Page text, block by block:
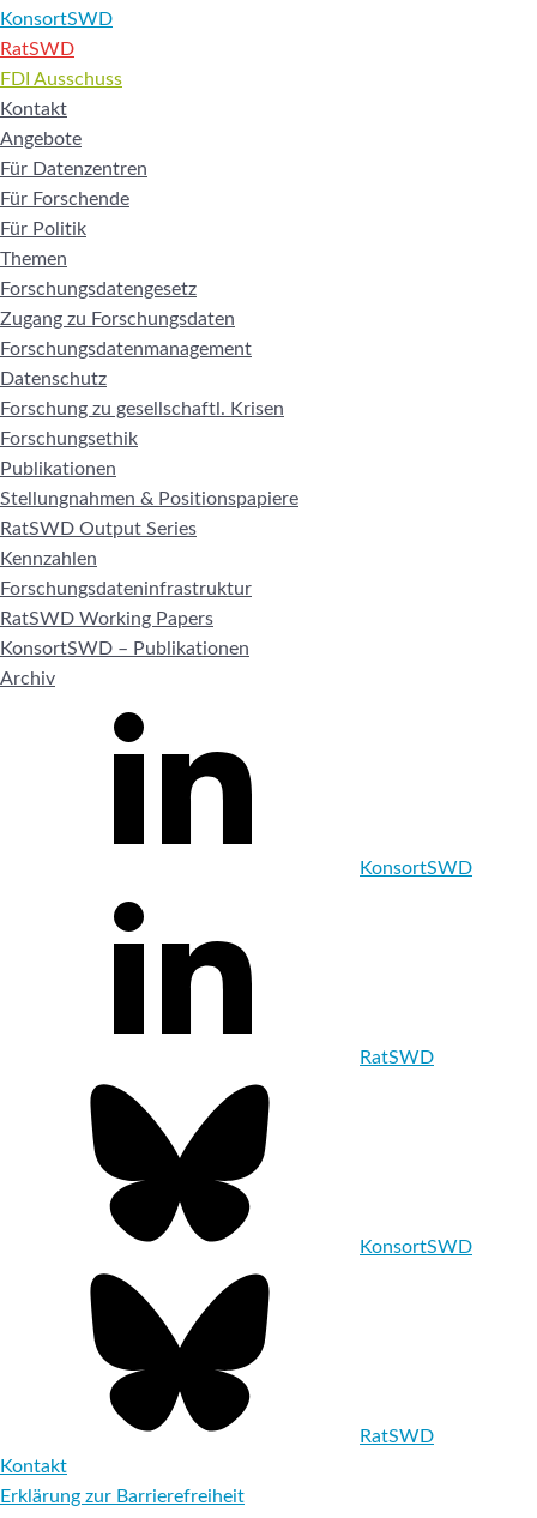
KonsortSWD
RatSWD
FDI Ausschuss
Kontakt
Angebote
Für Datenzentren
Für Forschende
Für Politik
Themen
Forschungsdatengesetz
Zugang zu Forschungsdaten
Forschungsdatenmanagement
Datenschutz
Forschung zu gesellschaftl. Krisen
Forschungsethik
Publikationen
Stellungnahmen & Positionspapiere
RatSWD Output Series
Kennzahlen
Forschungsdateninfrastruktur
RatSWD Working Papers
KonsortSWD – Publikationen
Archiv
KonsortSWD
RatSWD
KonsortSWD
RatSWD
Kontakt
Erklärung zur Barrierefreiheit